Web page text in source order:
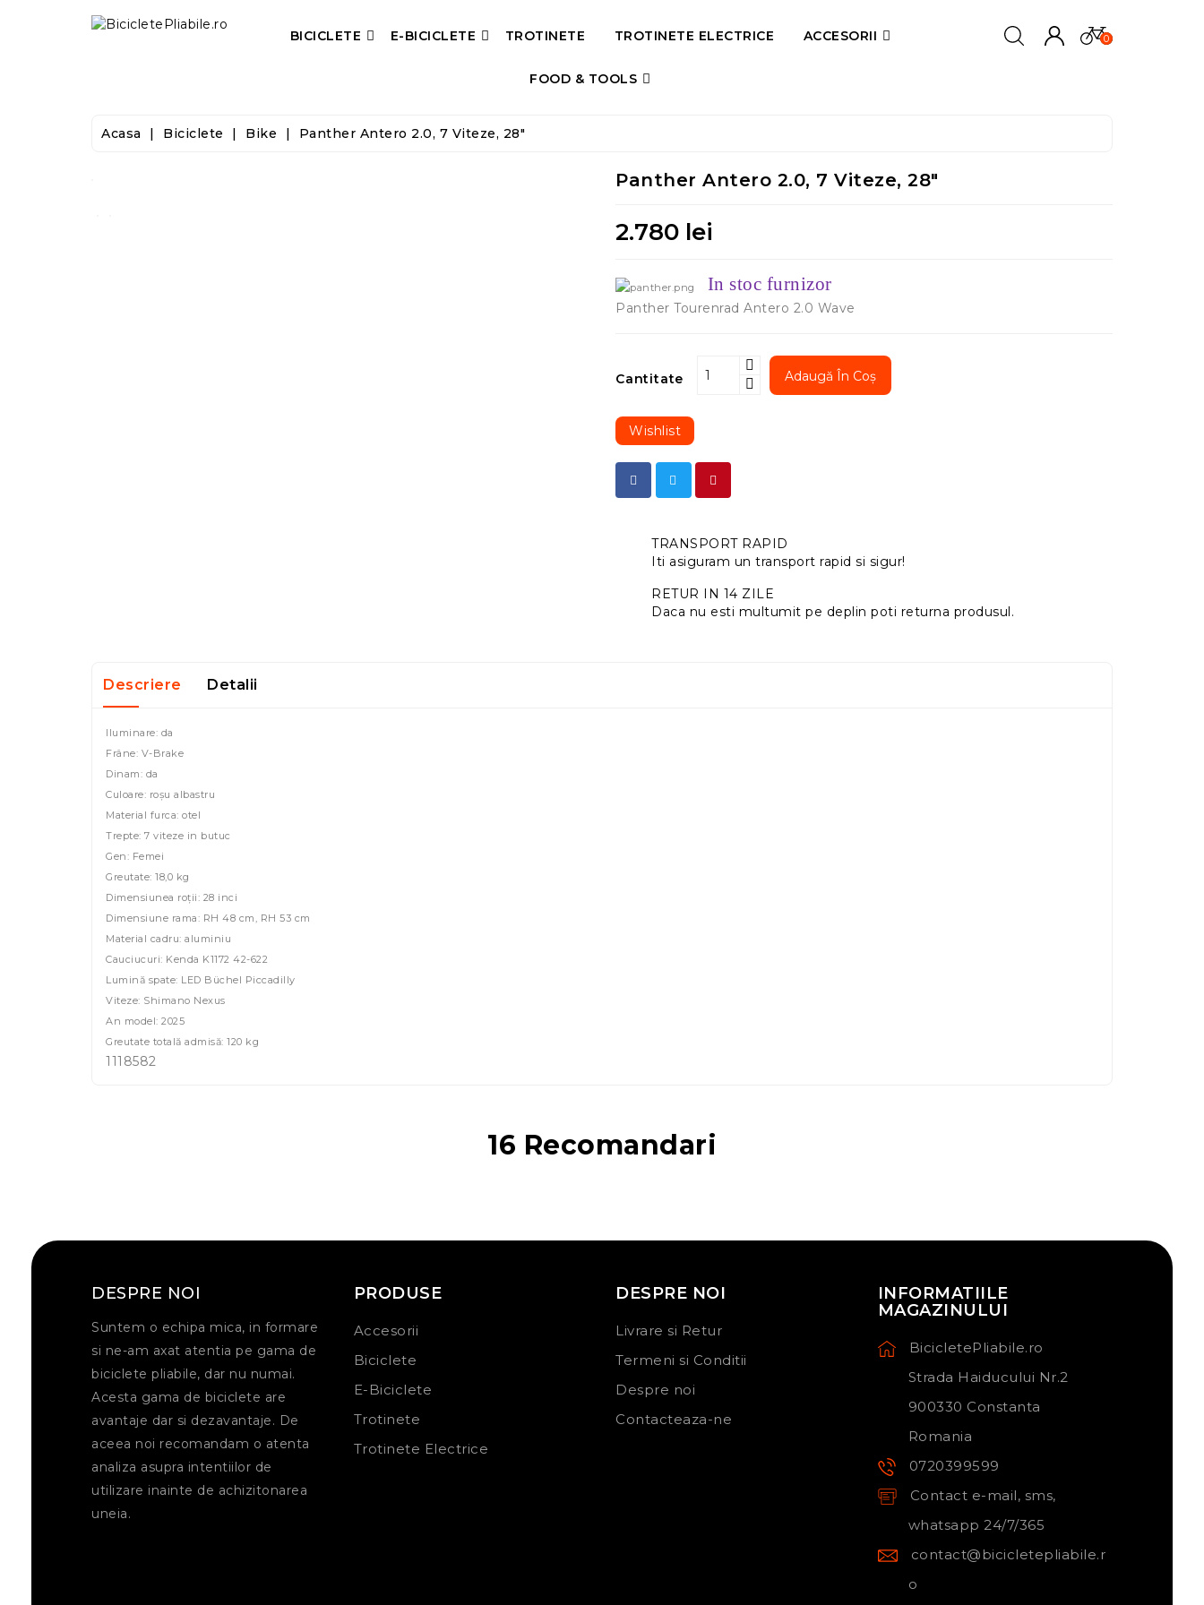
0
BICICLETE E-BICICLETE TROTINETE TROTINETE ELECTRICE ACCESORII
FOOD & TOOLS
Acasa Biciclete Bike Panther Antero 2.0, 7 Viteze, 28"
Panther Antero 2.0, 7 Viteze, 28"
2.780 lei
In stoc furnizor
Panther Tourenrad Antero 2.0 Wave
Cantitate Adaugă În Coș
Wishlist
TRANSPORT RAPID
Iti asiguram un transport rapid si sigur!
RETUR IN 14 ZILE
Daca nu esti multumit pe deplin poti returna produsul.
Descriere Detalii
Iluminare: da
Frâne: V-Brake
Dinam: da
Culoare: roșu albastru
Material furca: otel
Trepte: 7 viteze in butuc
Gen: Femei
Greutate: 18,0 kg
Dimensiunea roții: 28 inci
Dimensiune rama: RH 48 cm, RH 53 cm
Material cadru: aluminiu
Cauciucuri: Kenda K1172 42-622
Lumină spate: LED Büchel Piccadilly
Viteze: Shimano Nexus
An model: 2025
Greutate totală admisă: 120 kg
1118582
16 Recomandari
DESPRE NOI
Suntem o echipa mica, in formare
si ne-am axat atentia pe gama de
biciclete pliabile, dar nu numai.
Acesta gama de biciclete are
avantaje dar si dezavantaje. De
aceea noi recomandam o atenta
analiza asupra intentiilor de
utilizare inainte de achizitonarea
uneia.
PRODUSE
Accesorii
Biciclete
E-Biciclete
Trotinete
Trotinete Electrice
DESPRE NOI
Livrare si Retur
Termeni si Conditii
Despre noi
Contacteaza-ne
INFORMATIILE
MAGAZINULUI
BicicletePliabile.ro
Strada Haiducului Nr.2
900330 Constanta
Romania
0720399599
Contact e-mail, sms,
whatsapp 24/7/365
contact@bicicletepliabile.r
o